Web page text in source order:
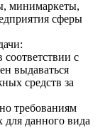
минимаркеты,
сферы
соответствии с
выдаваться
средств за
требованиям
для данного вида